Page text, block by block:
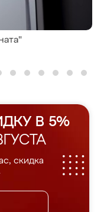
В 5%
скидка